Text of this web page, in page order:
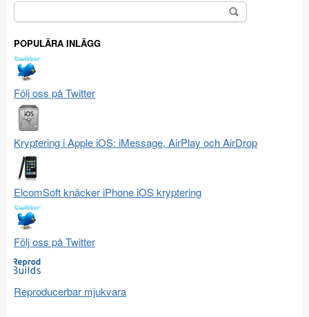
Sök
efter:
POPULÄRA INLÄGG
Följ oss på Twitter
Kryptering i Apple iOS: iMessage, AirPlay och AirDrop
ElcomSoft knäcker iPhone iOS kryptering
Följ oss på Twitter
Reproducerbar mjukvara